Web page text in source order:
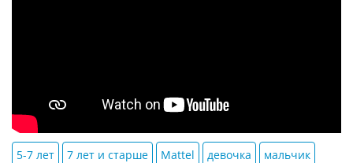
5-7 лет 7 лет и старше Mattel девочка мальчик